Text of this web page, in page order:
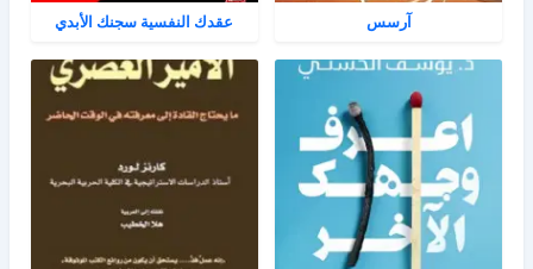
آرسس عقدك النفسية سجنك الأبدي